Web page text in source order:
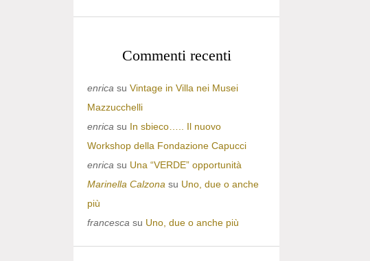
Commenti recenti
enrica su Vintage in Villa nei Musei
Mazzucchelli
enrica su In sbieco….. Il nuovo
Workshop della Fondazione Capucci
enrica su Una “VERDE” opportunità
Marinella Calzona su Uno, due o anche
più
francesca su Uno, due o anche più